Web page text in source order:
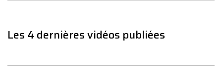
Les 4 dernières vidéos publiées